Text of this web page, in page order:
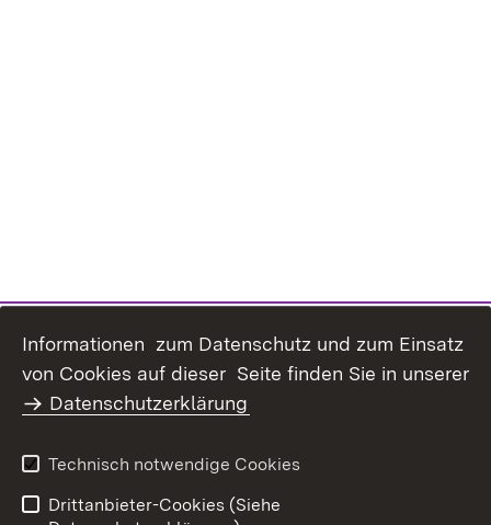
Inhaltsübersicht
Kontakt
Barrierefreiheit
Benutzungshinweise
Informationen zum Datenschutz und zum Einsatz
von Cookies auf dieser Seite finden Sie in unserer
Datenschutzerklärung
Technisch notwendige Cookies
Drittanbieter-Cookies (Siehe